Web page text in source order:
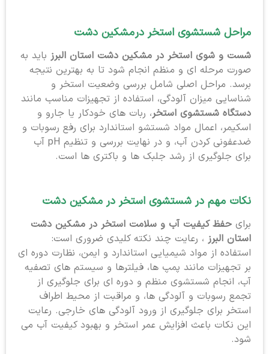
مراحل شستشوی استخر درمشکین دشت
شست و شوی استخر در مشکین دشت استان البرزباید به
صورت مرحله ای و منظم انجام شود تا به بهترین نتیجه
برسد. مراحل اصلی شامل بررسی وضعیت استخر و
شناسایی میزان آلودگی، استفاده از تجهیزات مناسب مانند
دستگاه شستشوی استخر، ربات های خودکار یا جارو و
اسکیمر، اعمال مواد شستشو استاندارد برای رفع رسوبات و
ضدعفونی کردن آب، و در نهایت بررسی و تنظیم pH آب
برای جلوگیری از رشد جلبک ها و باکتری ها است.
نکات مهم در شستشوی استخر در مشکین دشت
برای حفظ کیفیت آب و سلامت استخر در مشکین دشت
استان البرز ، رعایت چند نکته کلیدی ضروری است:
استفاده از مواد شیمیایی استاندارد و ایمن، نظارت دوره ای
بر تجهیزات مانند پمپ ها، فیلترها و سیستم های تصفیه
آب، انجام شستشوی منظم و دوره ای برای جلوگیری از
تجمع رسوبات و آلودگی ها، و مراقبت از محیط اطراف
استخر برای جلوگیری از ورود آلودگی های خارجی. رعایت
این نکات باعث افزایش عمر استخر و بهبود کیفیت آب می
شود.